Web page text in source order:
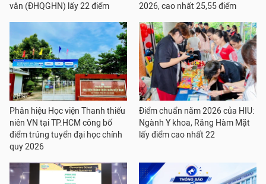
văn (ĐHQGHN) lấy 22 điểm
2026, cao nhất 25,55 điểm
Phân hiệu Học viện Thanh thiếu
niên VN tại TP.HCM công bố
điểm trúng tuyển đại học chính
quy 2026
Điểm chuẩn năm 2026 của HIU:
Ngành Y khoa, Răng Hàm Mặt
lấy điểm cao nhất 22